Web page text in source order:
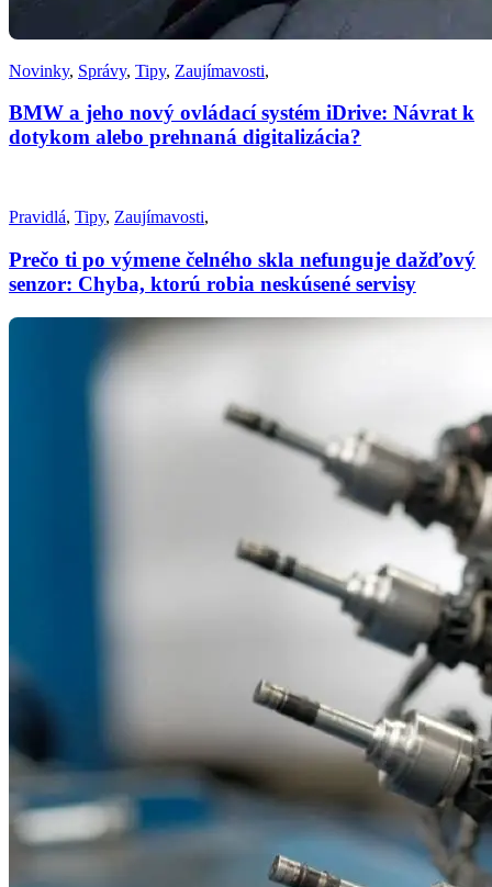
Novinky, Správy, Tipy, Zaujímavosti,
BMW a jeho nový ovládací systém iDrive: Návrat k
dotykom alebo prehnaná digitalizácia?
Pravidlá, Tipy, Zaujímavosti,
Prečo ti po výmene čelného skla nefunguje dažďový
senzor: Chyba, ktorú robia neskúsené servisy